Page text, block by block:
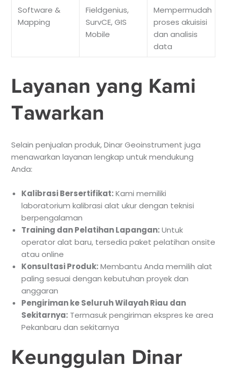
Software &
Mapping
Fieldgenius,
SurvCE, GIS
Mobile
Mempermudah
proses akuisisi
dan analisis
data
Layanan yang Kami
Tawarkan
Selain penjualan produk, Dinar Geoinstrument juga
menawarkan layanan lengkap untuk mendukung
Anda:
Kalibrasi Bersertifikat:Kami memiliki
laboratorium kalibrasi alat ukur dengan teknisi
berpengalaman
Training dan Pelatihan Lapangan:Untuk
operator alat baru, tersedia paket pelatihan onsite
atau online
Konsultasi Produk:Membantu Anda memilih alat
paling sesuai dengan kebutuhan proyek dan
anggaran
Pengiriman ke Seluruh Wilayah Riau dan
Sekitarnya: Termasuk pengiriman ekspres ke area
Pekanbaru dan sekitarnya
Keunggulan Dinar